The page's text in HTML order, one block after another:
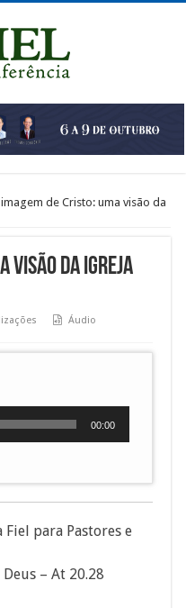
de Cristo: uma visão da
visão da igreja
Áudio
00:00
Fiel para Pastores e
– At 20.28